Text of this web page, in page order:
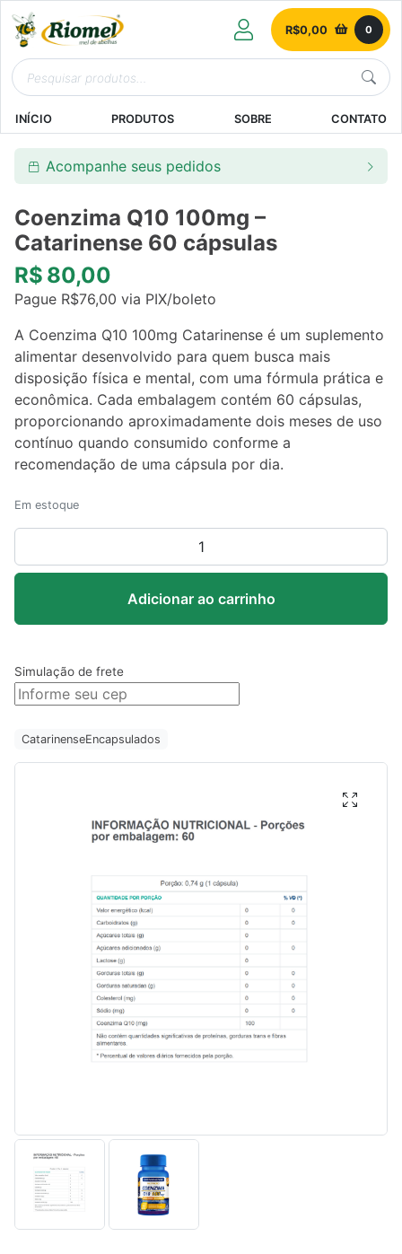
R$0,00 0
INÍCIO PRODUTOS SOBRE CONTATO
Acompanhe seus pedidos
Coenzima Q10 100mg –
Catarinense 60 cápsulas
R$ 80,00
Pague R$76,00 via PIX/boleto
A Coenzima Q10 100mg Catarinense é um suplemento
alimentar desenvolvido para quem busca mais
disposição física e mental, com uma fórmula prática e
econômica. Cada embalagem contém 60 cápsulas,
proporcionando aproximadamente dois meses de uso
contínuo quando consumido conforme a
recomendação de uma cápsula por dia.
Em estoque
Q10
100mg
Catarinense
cápsulas
quantidade
Adicionar ao carrinho
Simulação de frete
CatarinenseEncapsulados